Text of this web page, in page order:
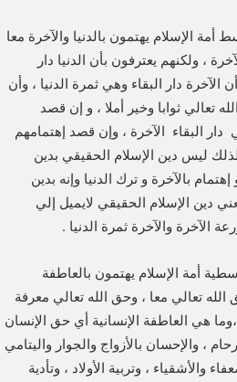
الإسلام يهتمون بالدنيا والآخرة معا
، ولكنهم يعترفون بأن الدنيا دار
الآخرة دار البقاء وهي ثمرة الدنيا ، وأن
تعالي ثوابا وخير أملا ، و إن قصد
دار البقاء الآخرة ، وإن قصد إهتمامهم
ليس دين الإسلام الحقيقي بدين
إهتمام بالآخرة و ترك الدنيا وإنه بدين
دين الإسلام الحقيقي لايميل إلي
الآخرة والآخرة ثمرة الدنيا .
أمة الإسلام يهتمون بالعاطفة
الله تعالي معا ، وحق الله تعالي معرفة
،وما هي العاطفة الإنسانية أي حق الإنسان
، والإحسان بالأزواج والجوار واليتامي
والأشقياء ، وتربية الأولاد ، وتأدية